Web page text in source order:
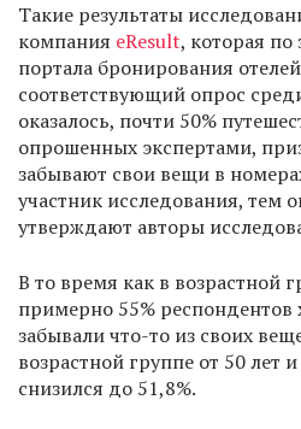
Такие результаты
компания eResult, которая по
портала бронирования отелей
соответствующий опрос
оказалось, почти 50%
опрошенных экспертами,
забывают свои вещи в
участник исследования, тем
утверждают авторы
В то время как в возрастной
примерно 55%
забывали что-то из своих
возрастной группе от 50 лет
снизился до 51,8%.